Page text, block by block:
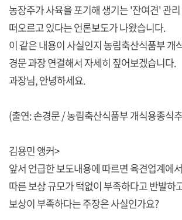
농장주가 사육을 포기해 생기는 '잔여견' 관
떠오르고 있다는 언론보도가 나왔습니다.
이 같은 내용이 사실인지 농림축산식품부 개
경문 과장 연결해서 자세히 짚어보겠습니다.
과장님, 안녕하세요.
(출연: 손경문 / 농림축산식품부 개식용종식
김용민 앵커>
앞서 언급한 보도내용에 따르면 육견업계에
따른 보상 규모가 턱없이 부족하다고 반발하
보상이 부족하다는 주장은 사실인가요?